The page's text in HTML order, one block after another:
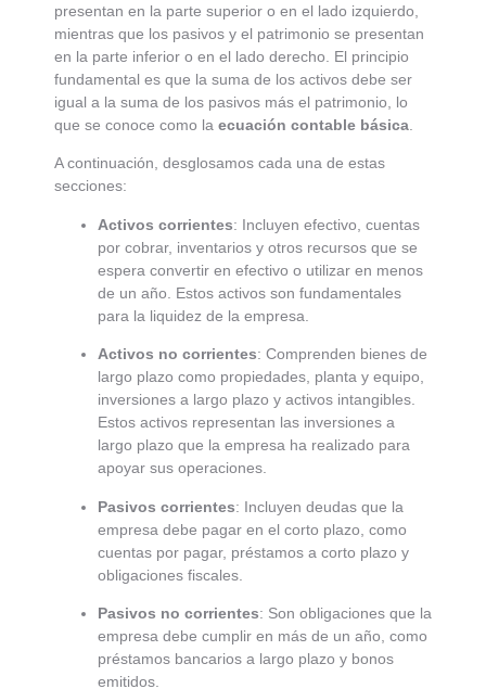
presentan en la parte superior o en el lado izquierdo,
mientras que los pasivos y el patrimonio se presentan
en la parte inferior o en el lado derecho. El principio
fundamental es que la suma de los activos debe ser
igual a la suma de los pasivos más el patrimonio, lo
que se conoce como la ecuación contable básica
A continuación, desglosamos cada una de estas
secciones:
Activos corrientes: Incluyen efectivo, cuentas
por cobrar, inventarios y otros recursos que se
espera convertir en efectivo o utilizar en menos
de un año. Estos activos son fundamentales
para la liquidez de la empresa.
Activos no corrientes: Comprenden bienes de
largo plazo como propiedades, planta y equipo,
inversiones a largo plazo y activos intangibles.
Estos activos representan las inversiones a
largo plazo que la empresa ha realizado para
apoyar sus operaciones.
Pasivos corrientes: Incluyen deudas que la
empresa debe pagar en el corto plazo, como
cuentas por pagar, préstamos a corto plazo y
obligaciones fiscales.
Pasivos no corrientes: Son obligaciones que la
empresa debe cumplir en más de un año, como
préstamos bancarios a largo plazo y bonos
emitidos.